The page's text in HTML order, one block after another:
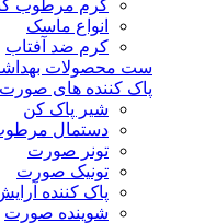
کرم مرطوب
انواع ماسک
کرم ضد آفتاب
ست محصولات
پاک کننده های صورت
شیر پاک کن
دستمال
تونر صورت
تونیک صورت
پاک کننده
شوینده صورت